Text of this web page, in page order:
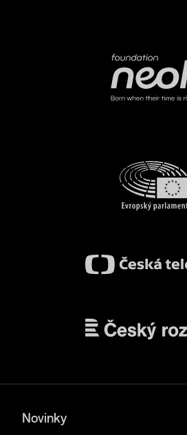
Novinky